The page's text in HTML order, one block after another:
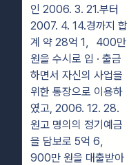
인 2006. 3. 21.부터
2007. 4. 14.경까지 합
계 약 28억 1，400만
원을 수시로 입 · 출금
하면서 자신의 사업을
위한 통장으로 이용하
였고, 2006. 12. 28.
원고 명의의 정기예금
을 담보로 5억 6，
900만 원을 대출받아